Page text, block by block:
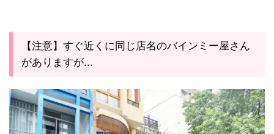
【注意】すぐ近くに同じ店名のバインミー屋さん
がありますが...